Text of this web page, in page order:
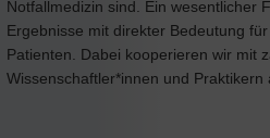
Notfallmedizin sind. Ein wesentlicher
Ergebnisse mit direkter Bedeutung
Patienten. Dabei kooperieren wir mit
Wissenschaftler*innen und Praktikern